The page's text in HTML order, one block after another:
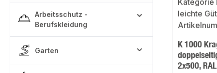
Arbeitsschutz -
Berufskleidung
Garten
K 1000
2x500,